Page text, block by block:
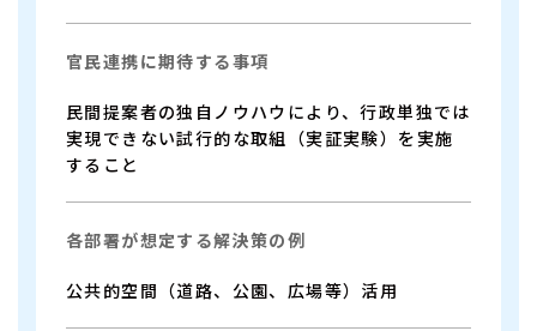
官民連携に期待する事項
民間提案者の独自ノウハウにより、行政単独では
実現できない試行的な取組（実証実験）を実施
すること
各部署が想定する解決策の例
公共的空間（道路、公園、広場等）活用